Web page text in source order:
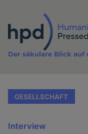
Inhalt
Der säkulare Blick auf
GESELLSCHAFT
Interview